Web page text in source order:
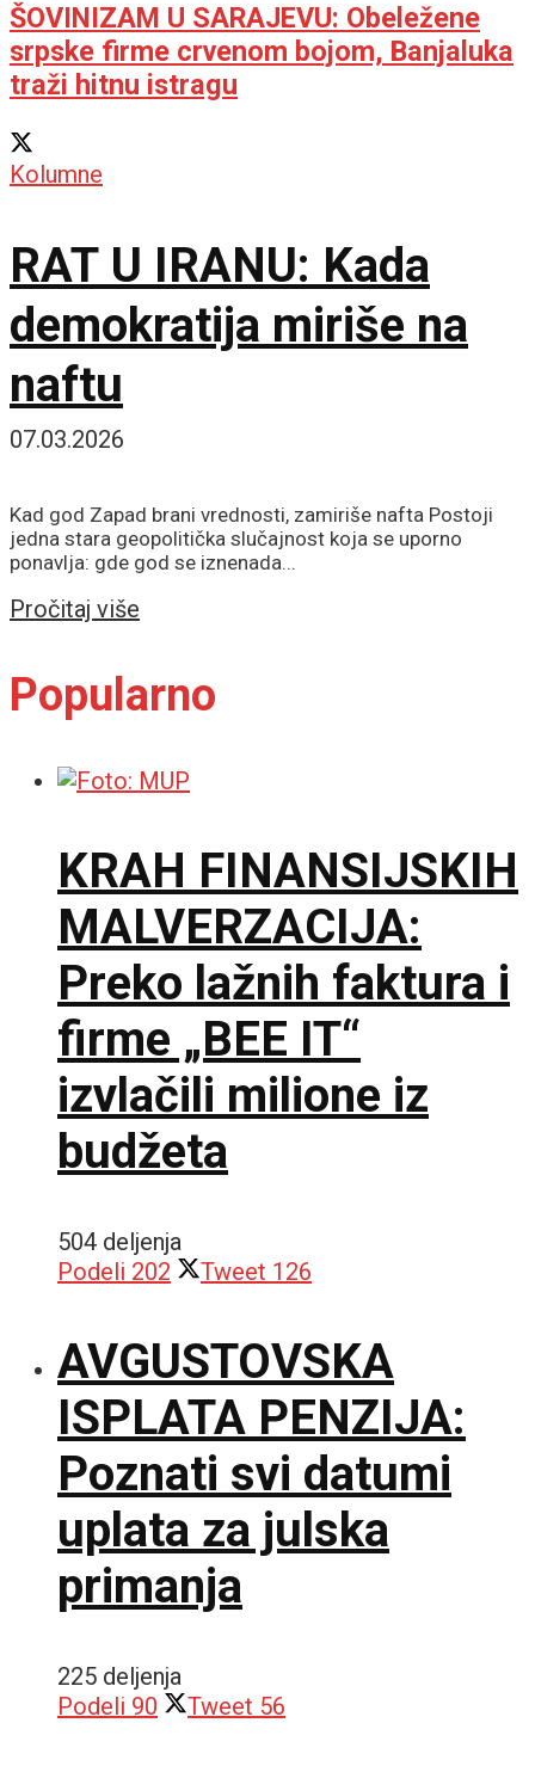
ŠOVINIZAM U SARAJEVU: Obeležene
srpske firme crvenom bojom, Banjaluka
traži hitnu istragu
Kolumne
RAT U IRANU: Kada
demokratija miriše na
naftu
07.03.2026
Kad god Zapad brani vrednosti, zamiriše nafta Postoji
jedna stara geopolitička slučajnost koja se uporno
ponavlja: gde god se iznenada...
Pročitaj više
Popularno
KRAH FINANSIJSKIH
MALVERZACIJA:
Preko lažnih faktura i
firme „BEE IT“
izvlačili milione iz
budžeta
504 deljenja
Podeli 202 Tweet 126
AVGUSTOVSKA
ISPLATA PENZIJA:
Poznati svi datumi
uplata za julska
primanja
225 deljenja
Podeli 90 Tweet 56